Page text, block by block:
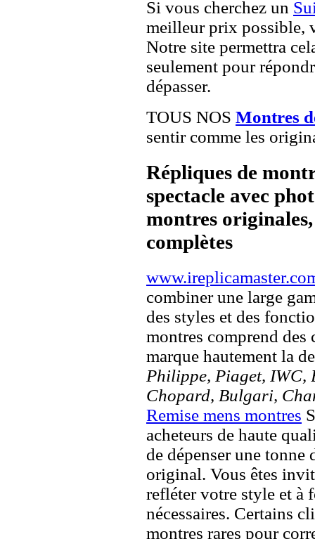
Si vous cherchez un
meilleur prix possible,
Notre site permettra
seulement pour
dépasser.
TOUS NOS Montres
sentir comme les
Répliques de
spectacle avec
montres
complètes
combiner une large
des styles et des
montres comprend des
marque hautement la
Philippe, Piaget, IWC,
Chopard, Bulgari,
Remise mens montres
acheteurs de haute
de dépenser une
original. Vous êtes
refléter votre style et à
nécessaires. Certains
montres rares pour